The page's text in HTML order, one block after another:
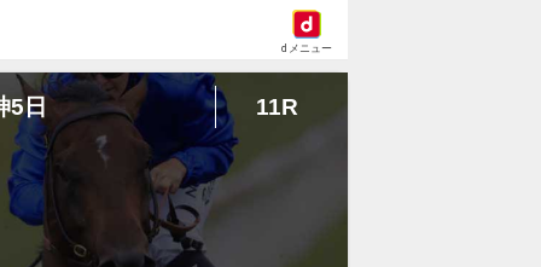
dメニュー
5日 11R